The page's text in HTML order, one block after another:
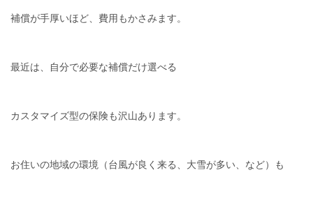
補償が手厚いほど、費用もかさみます。
最近は、自分で必要な補償だけ選べる
カスタマイズ型の保険も沢山あります。
お住いの地域の環境（台風が良く来る、大雪が多い、など）も